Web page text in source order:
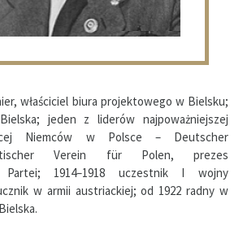
właściciel biura projektowego w Bielsku;
jeden z liderów najpoważniejszej
Niemców w Polsce – Deutscher
Verein für Polen, prezes
Partei; 1914–1918 uczestnik I wojny
w armii austriackiej; od 1922 radny w